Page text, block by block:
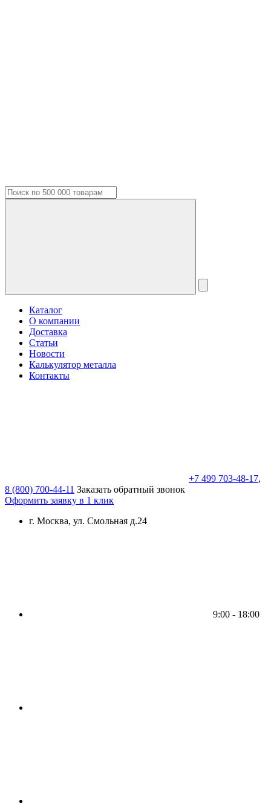
Каталог
О компании
Доставка
Статьи
Новости
Калькулятор металла
Контакты
+7 499 703-48-17,
8 (800) 700-44-11 Заказать обратный звонок
Оформить заявку в 1 клик
г. Москва, ул. Смольная д.24
9:00 - 18:00